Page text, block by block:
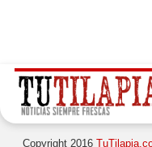
Copyright 2016